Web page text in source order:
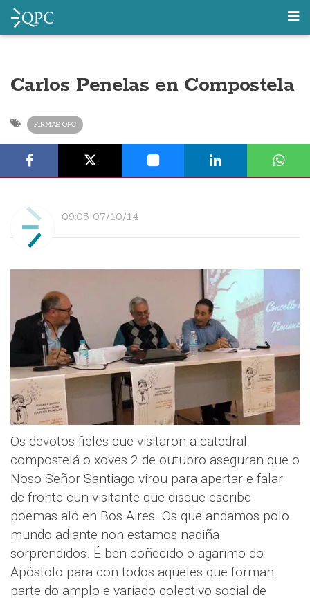
Carlos Penelas en Compostela
FIRMAS QPC
09:05 07/10/14
Os devotos fieles que visitaron a catedral
compostelá o xoves 2 de outubro aseguran que o
Noso Señor Santiago virou para apertar e falar
de fronte cun visitante que disque escribe
poemas aló en Bos Aires. Os que andamos polo
mundo adiante non estamos nadiña
sorprendidos. É ben coñecido o agarimo do
Apóstolo para con todos aqueles que forman
parte do amplo e variado colectivo social de